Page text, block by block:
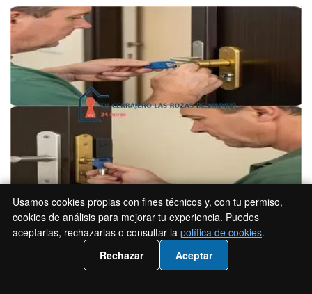
cerrajeros disponibles 24h rozas
permite que varias cerraduras se abran con la
amaestramientocrea jerarquías: una llave
📲 Llámanos 919931095
Usamos cookies propias con fines técnicos y, con tu permiso,
cookies de análisis para mejorar tu experiencia. Puedes
aceptarlas, rechazarlas o consultar la política de cookies.
Rechazar
Aceptar